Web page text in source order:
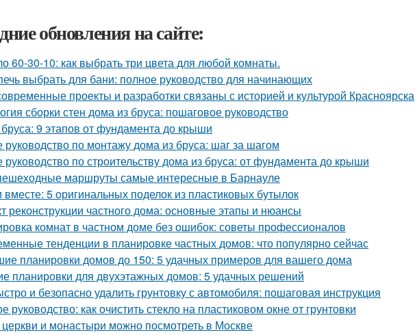
обновления на сайте:
60-30-10: как выбрать три цвета для любой комнаты.
выбрать для бани: полное руководство для начинающих
проекты и разработки связаны с историей и культурой Красноярска
сборки стен дома из бруса: пошаговое руководство
9 этапов от фундамента до крыши
руководство по монтажу дома из бруса: шаг за шагом
по строительству дома из бруса: от фундамента до крыши
маршруты самые интересные в Барнауле
5 оригинальных поделок из пластиковых бутылок
реконструкции частного дома: основные этапы и нюансы
комнат в частном доме без ошибок: советы профессионалов
тенденции в планировке частных домов: что популярно сейчас
планировки домов до 150: 5 удачных примеров для вашего дома
планировки для двухэтажных домов: 5 удачных решений
и безопасно удалить грунтовку с автомобиля: пошаговая инструкция
руководство: как очистить стекло на пластиковом окне от грунтовки
церкви и монастыри можно посмотреть в Москве